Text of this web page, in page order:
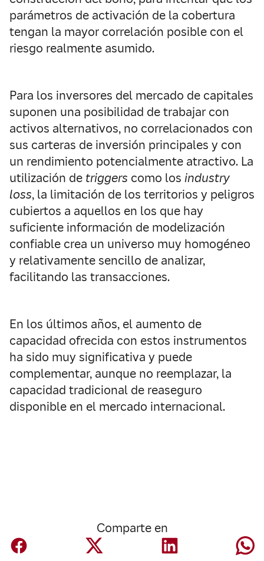
parámetros de activación de la cobertura
tengan la mayor correlación posible con el
riesgo realmente asumido.
Para los inversores del mercado de capitales
suponen una posibilidad de trabajar con
activos alternativos, no correlacionados con
sus carteras de inversión principales y con
un rendimiento potencialmente atractivo. La
utilización de triggers como los industry
loss, la limitación de los territorios y peligros
cubiertos a aquellos en los que hay
suficiente información de modelización
confiable crea un universo muy homogéneo
y relativamente sencillo de analizar,
facilitando las transacciones.
En los últimos años, el aumento de
capacidad ofrecida con estos instrumentos
ha sido muy significativa y puede
complementar, aunque no reemplazar, la
capacidad tradicional de reaseguro
disponible en el mercado internacional.
Comparte en